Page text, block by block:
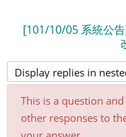
[101/10/05 系統公
This is a question
other responses to